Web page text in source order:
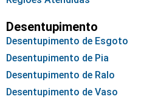
Desentupimento
Desentupimento de Esgoto
Desentupimento de Pia
Desentupimento de Ralo
Desentupimento de Vaso